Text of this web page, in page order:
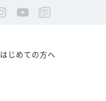
はじめての方へ